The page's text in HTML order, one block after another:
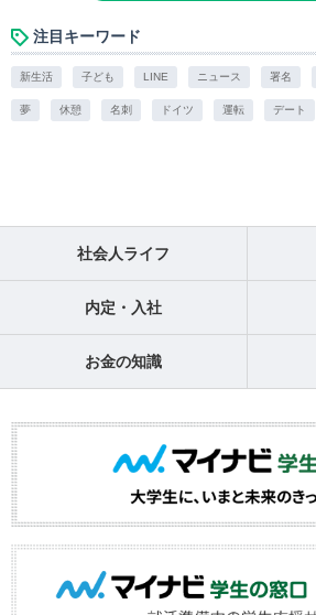
注目キーワード
新生活 子ども LINE ニュース 署名
夢 休憩 名刺 ドイツ 運転 デート
社会人ライフ
内定・入社
お金の知識